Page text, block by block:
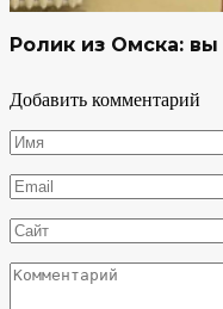
Ролик из Омска:
Добавить комментарий
Имя
*
Email
*
Сайт
Комментарий